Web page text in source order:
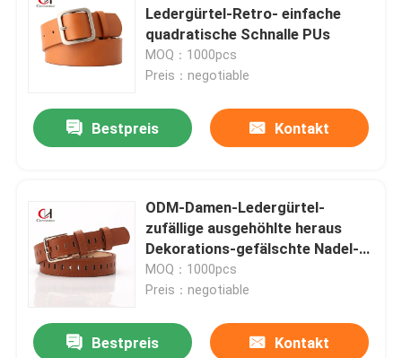
Ledergürtel-Retro- einfache
quadratische Schnalle PUs
MOQ：1000pcs
Preis：negotiable
Bestpreis Kontakt
ODM-Damen-Ledergürtel-
zufällige ausgehöhlte heraus
Dekorations-gefälschte Nadel-
Schnallen-Gurt-Jeans
MOQ：1000pcs
Preis：negotiable
Bestpreis Kontakt